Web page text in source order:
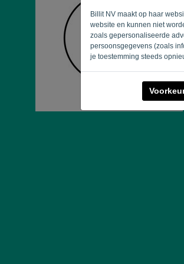
Billit NV maakt op haar
website en kunnen niet
zoals gepersonaliseerde
persoonsgegevens (zoals
je toestemming steeds